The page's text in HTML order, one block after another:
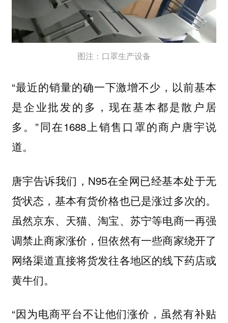
图注：口罩生产设备
“最近的销量的确一下激增不少，以前基本
是企业批发的多，现在基本都是散户居
多。”同在1688上销售口罩的商户唐宇说
道。
唐宇告诉我们，N95在全网已经基本处于无
货状态，基本有货价格也已是涨过多次的。
虽然京东、天猫、淘宝、苏宁等电商一再强
调禁止商家涨价，但依然有一些商家绕开了
网络渠道直接将货发往各地区的线下药店或
黄牛们。
“因为电商平台不让他们涨价，虽然有补贴